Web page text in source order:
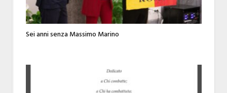
Sei anni senza Massimo Marino